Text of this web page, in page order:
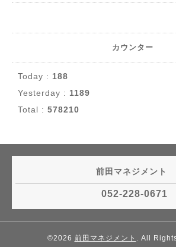
カウンター
Today : 188
Yesterday : 1189
Total : 578210
前田マネジメント
052-228-0671
©2026 前田マネジメント . All